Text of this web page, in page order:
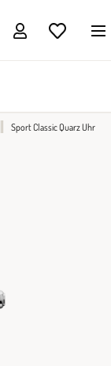
Sport Classic Quarz Uhr